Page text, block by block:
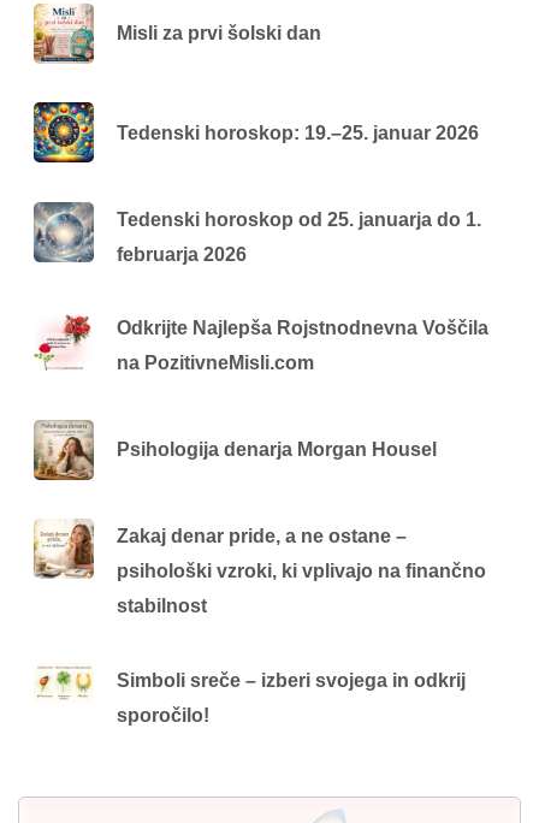
Misli za prvi šolski dan
Tedenski horoskop: 19.–25. januar 2026
Tedenski horoskop od 25. januarja do 1.
februarja 2026
Odkrijte Najlepša Rojstnodnevna Voščila
na PozitivneMisli.com
Psihologija denarja Morgan Housel
Zakaj denar pride, a ne ostane –
psihološki vzroki, ki vplivajo na finančno
stabilnost
Simboli sreče – izberi svojega in odkrij
sporočilo!